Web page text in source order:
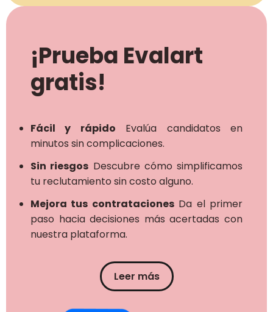
¡Prueba Evalart
gratis!
Fácil y rápido Evalúa candidatos en
minutos sin complicaciones.
Sin riesgos Descubre cómo simplificamos
tu reclutamiento sin costo alguno.
Mejora tus contratacionesDa el primer
paso hacia decisiones más acertadas con
nuestra plataforma.
Leer más